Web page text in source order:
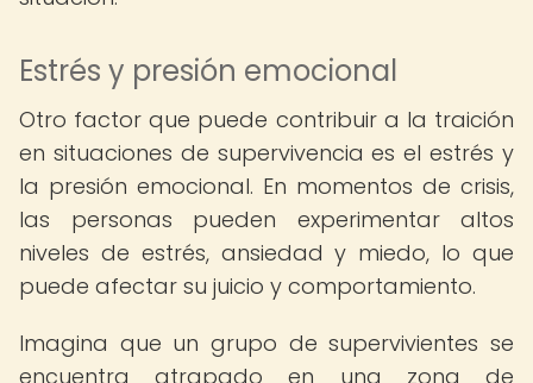
Estrés y presión emocional
Otro factor que puede contribuir a la traición
en situaciones de supervivencia es el estrés y
la presión emocional. En momentos de crisis,
las personas pueden experimentar altos
niveles de estrés, ansiedad y miedo, lo que
puede afectar su juicio y comportamiento.
Imagina que un grupo de supervivientes se
encuentra atrapado en una zona de